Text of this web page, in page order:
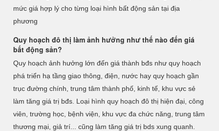
mức giá hợp lý cho từng loại hình bất động sản tại địa
phương
Quy hoạch đô thị làm ảnh hưởng như thế nào đến giá
bất động sản?
Quy hoạch ảnh hưởng lớn đến giá thành bđs như quy hoạch
phá triển hạ tầng giao thông, điện, nước hay quy hoạch gần
trục đường chính, trung tâm thành phố, kinh tế, khu vực sẻ
làm tăng giá trị bđs. Loại hình quy hoạch đô thị hiện đại, công
viên, trường học, bệnh viện, khu vực đa chức năng, trung tâm
thương mại, giả trí... cũng làm tăng giá trị bds xung quanh.